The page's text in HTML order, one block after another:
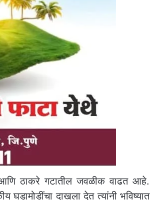
आणि ठाकरे गटातील जवळीक वाढत आहे.
दाखला देत त्यांनी भविष्यात